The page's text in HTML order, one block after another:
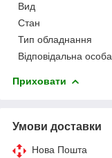
Вид
Стан
Тип обладнання
Відповідальна особа
Приховати
Умови доставки
Нова Пошта